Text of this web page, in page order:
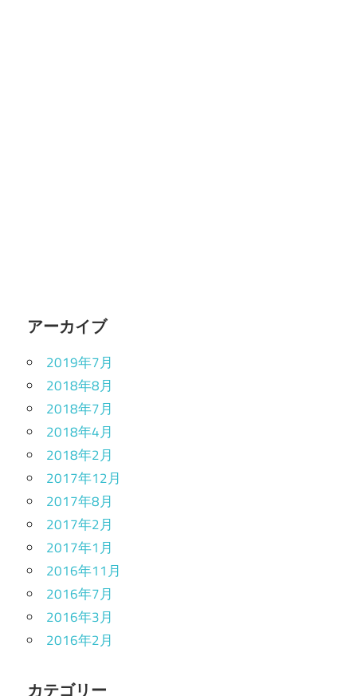
アーカイブ
2019年7月
2018年8月
2018年7月
2018年4月
2018年2月
2017年12月
2017年8月
2017年2月
2017年1月
2016年11月
2016年7月
2016年3月
2016年2月
カテゴリー